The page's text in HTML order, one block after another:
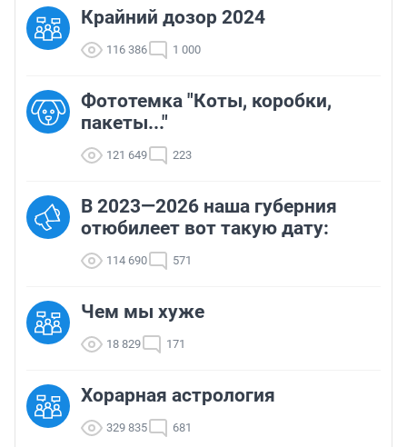
Крайний дозор 2024
116 386 1 000
Фототемка "Коты, коробки,
пакеты..."
121 649 223
В 2023—2026 наша губерния
отюбилеет вот такую дату:
114 690 571
Чем мы хуже
18 829 171
Хорарная астрология
329 835 681